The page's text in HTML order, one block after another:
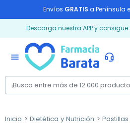
Envíos GRATIS a Península
Descarga nuestra APP y consigue
menu
Inicio Dietética y Nutrición